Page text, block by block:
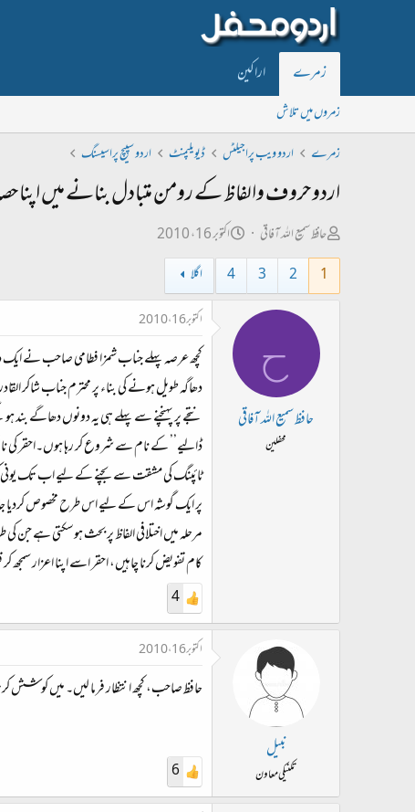
زمرے اراکین
زمروں میں تلاش
زمرے
اردو ویب پراجیکٹس ڈیویلپمنٹ اردو سپیچ پراسیسنگ
اردو حروف والفاظ کے رومن متبادل بنانے میں اپنا
ص
ا
ح
حافظ سمیع اللہ آفاقی
ت
ا
اکتوبر 16، 2010
1
2
3
4 اگلا
ح
حافظ سمیع اللہ آفاقی
محفلین
اکتوبر 16، 2010
کچھ عرصہ پہلے جناب شمزا فطامی صاحب نے ایک
دھاگہ طویل ہونے کی بناء پر محترم جناب شاکر
نتجے پر پہنچنے سے پہلے ہی یہ دونوں دھاگے بند
ڈالیے’’ کے نام سے شروع کر رہا ہوں۔احقر کی
ٹائپنگ کی مشقت سے بچنے کے لیے اب تک یونی
پر ایک گوشہ اس کے لیے اس طرح مخصوص کردیا
مرحلہ میں اختلافی الفاظ پر بحث ہوسکتی ہے
کام تفویض کرنا چاہیں، احقر اسے اپنا اعزار
4
نبیل
تکنیکی معاون
اکتوبر 16، 2010
حافظ صاحب، کچھ انتظار فرما لیں۔ میں
6